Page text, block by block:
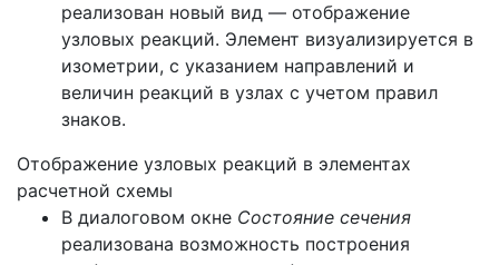
реализован новый вид — отображение
узловых реакций. Элемент визуализируется в
изометрии, с указанием направлений и
величин реакций в узлах с учетом правил
знаков.
Отображение узловых реакций в элементах
расчетной схемы
В диалоговом окне Состояние сечения
реализована возможность построения